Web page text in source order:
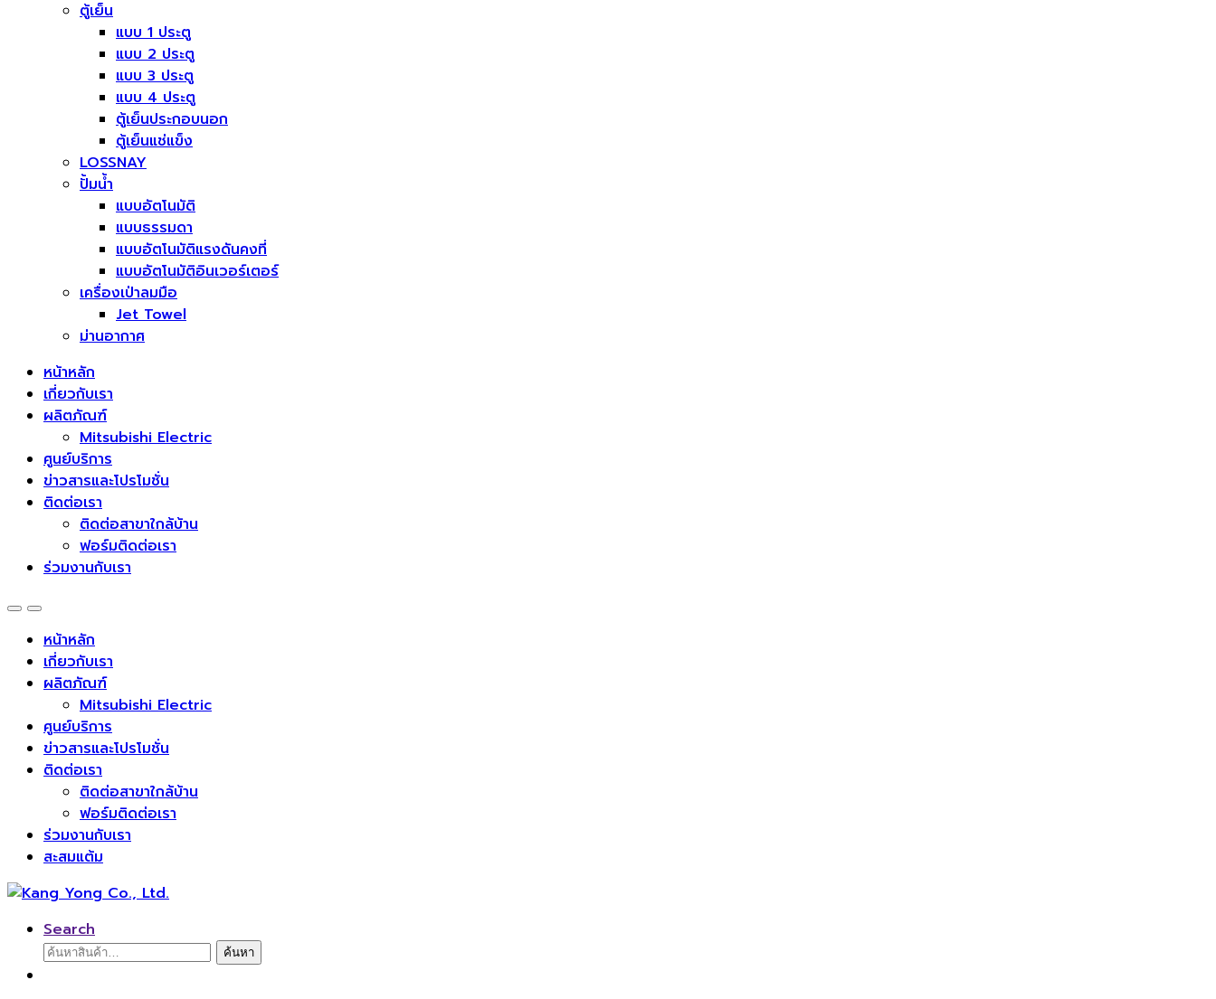
ตู้เย็น
แบบ 1 ประตู
แบบ 2 ประตู
แบบ 3 ประตู
แบบ 4 ประตู
ตู้เย็นประกอบนอก
ตู้เย็นแช่แข็ง
LOSSNAY
ปั้มน้ำ
แบบอัตโนมัติ
แบบธรรมดา
แบบอัตโนมัติแรงดันคงที่
แบบอัตโนมัติอินเวอร์เตอร์
เครื่องเป่าลมมือ
Jet Towel
ม่านอากาศ
หน้าหลัก
เกี่ยวกับเรา
ผลิตภัณฑ์
Mitsubishi Electric
ศูนย์บริการ
ข่าวสารและโปรโมชั่น
ติดต่อเรา
ติดต่อสาขาใกล้บ้าน
ฟอร์มติดต่อเรา
ร่วมงานกับเรา
หน้าหลัก
เกี่ยวกับเรา
ผลิตภัณฑ์
Mitsubishi Electric
ศูนย์บริการ
ข่าวสารและโปรโมชั่น
ติดต่อเรา
ติดต่อสาขาใกล้บ้าน
ฟอร์มติดต่อเรา
ร่วมงานกับเรา
สะสมแต้ม
Search
ค้นหา:
ค้นหา